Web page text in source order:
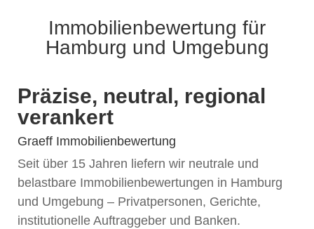
Immobilienbewertung für
Hamburg und Umgebung
Präzise, neutral, regional
verankert
Graeff Immobilienbewertung
Seit über 15 Jahren liefern wir neutrale und
belastbare Immobilienbewertungen in Hamburg
und Umgebung – Privatpersonen, Gerichte,
institutionelle Auftraggeber und Banken.